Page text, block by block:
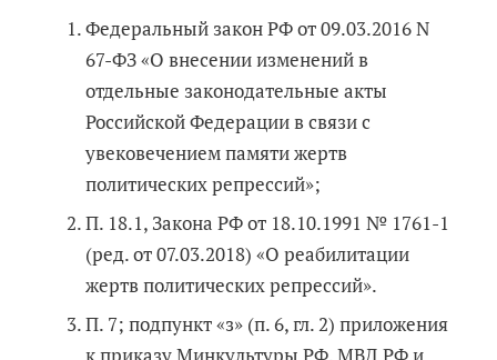
Федеральный закон РФ от 09.03.2016 N
67-ФЗ «О внесении изменений в
отдельные законодательные акты
Российской Федерации в связи с
увековечением памяти жертв
политических репрессий»;
П. 18.1, Закона РФ от 18.10.1991 № 1761-1
(ред. от 07.03.2018) «О реабилитации
жертв политических репрессий».
П. 7; подпункт «з» (п. 6, гл. 2) приложения